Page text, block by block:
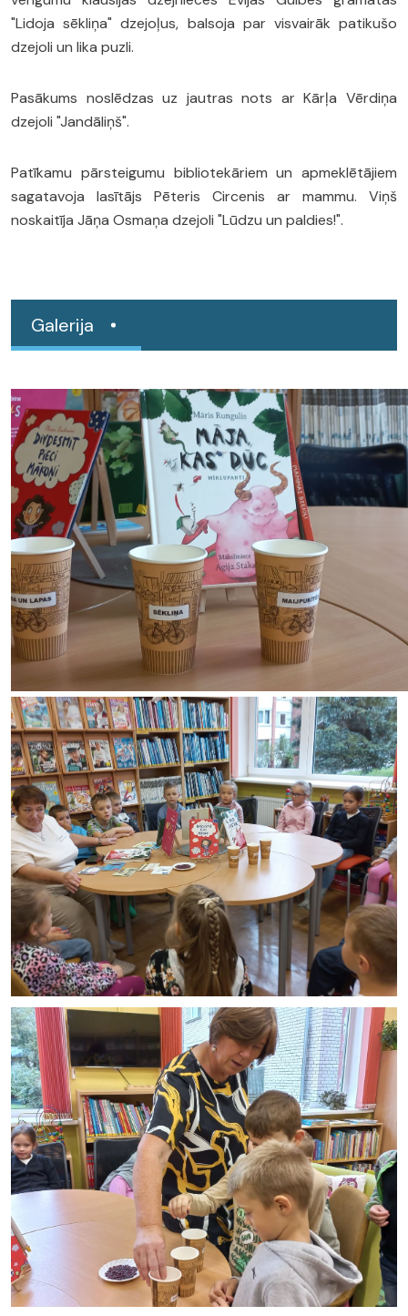
"Lidoja sēkliņa" dzejoļus, balsoja par visvairāk patikušo
dzejoli un lika puzli.
Pasākums noslēdzas uz jautras nots ar Kārļa Vērdiņa
dzejoli "Jandāliņš".
Patīkamu pārsteigumu bibliotekāriem un apmeklētājiem
sagatavoja lasītājs Pēteris Circenis ar mammu. Viņš
noskaitīja Jāņa Osmaņa dzejoli "Lūdzu un paldies!".
Galerija